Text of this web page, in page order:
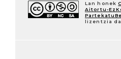
Lan honek
Aitortu-
lizentzia